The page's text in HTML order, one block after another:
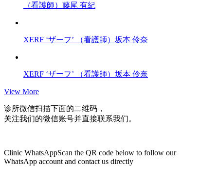
（看護師）藤尾 有紀
XERF ‘ザーフ’ （看護師）坂本 伶奈
XERF ‘ザーフ’ （看護師）坂本 伶奈
View More
诊所微信扫描下面的二维码，
关注我们的微信账号并直接联系我们。
Clinic WhatsAppScan the QR code below to follow our
WhatsApp account and contact us directly